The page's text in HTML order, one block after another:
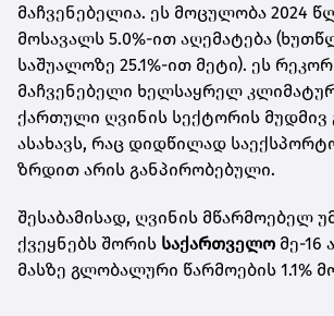
მაჩვენებელია. ეს მოცულობა 2024
მოსავალს 5.0%-ით აღემატება
საშუალოზე 25.1%-ით მეტი). ეს
მაჩვენებელი ხელსაყრელ
ქართული ღვინის სექტორის მუდმივ
ასახავს, რაც დიდწილად
ზრდით არის განპირობებული.
შესაბამისად, ღვინის მწარმოებელ
ქვეყნებს შორის საქართველო მე-16
მასზე გლობალური წარმოების 1.1%